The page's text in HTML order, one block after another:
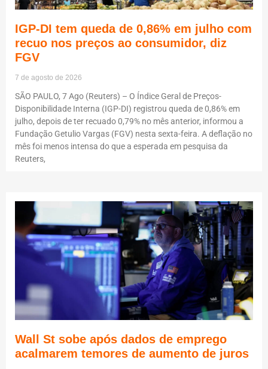
IGP-DI tem queda de 0,86% em julho com
recuo nos preços ao consumidor, diz
FGV
7 de agosto de 2026
SÃO PAULO, 7 Ago (Reuters) – O Índice Geral de Preços-
Disponibilidade Interna (IGP-DI) registrou queda de 0,86% em
julho, depois de ter recuado 0,79% no mês anterior, informou a
Fundação Getulio Vargas (FGV) nesta sexta-feira. A deflação no
mês foi menos intensa do que a esperada em pesquisa da
Reuters,
Wall St sobe após dados de emprego
acalmarem temores de aumento de juros